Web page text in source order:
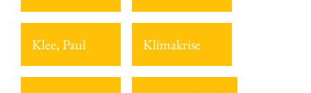
Klee, Paul Klimakrise